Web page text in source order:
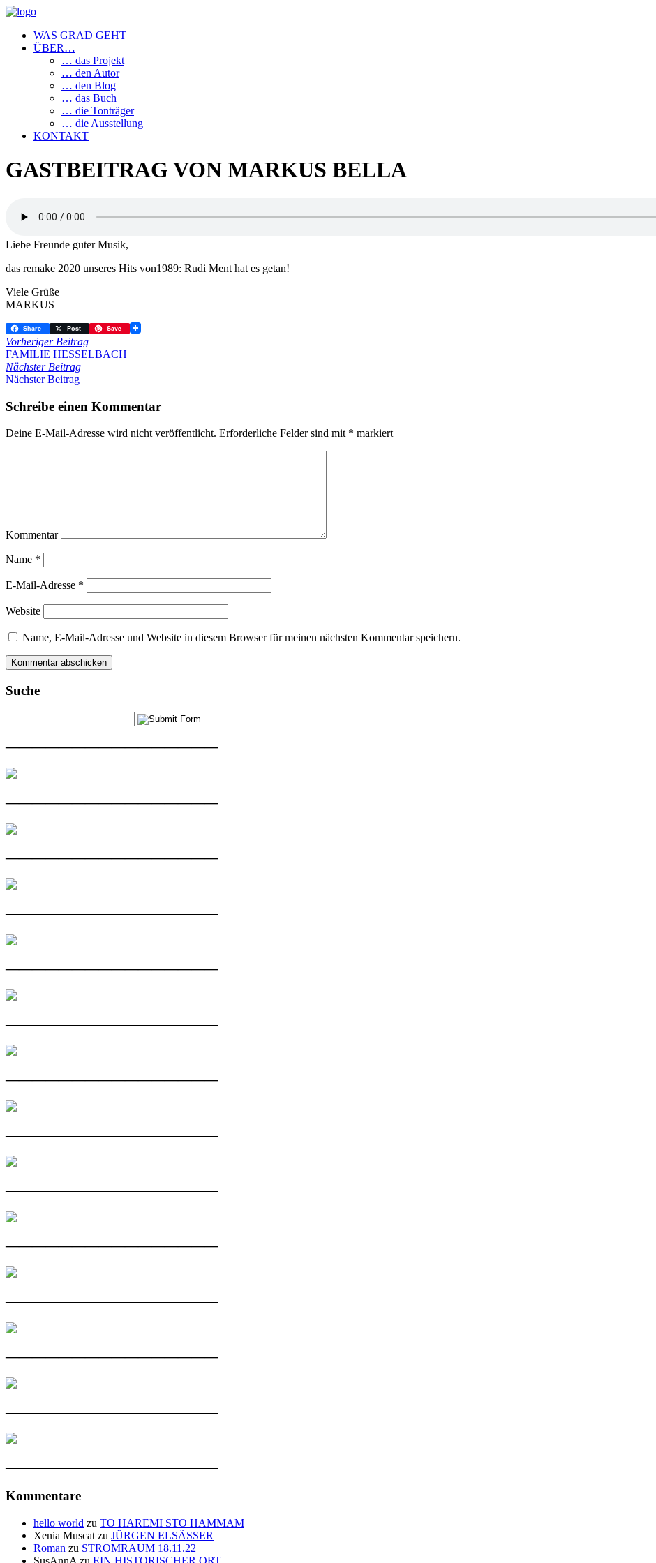
WAS GRAD GEHT
ÜBER…
… das Projekt
… den Autor
… den Blog
… das Buch
… die Tonträger
… die Ausstellung
KONTAKT
GASTBEITRAG VON MARKUS BELLA
Liebe Freunde guter Musik,
das remake 2020 unseres Hits von1989: Rudi Ment hat es getan!
Viele Grüße
MARKUS
Share Post Save
Vorheriger Beitrag
FAMILIE HESSELBACH
Nächster Beitrag
Nächster Beitrag
Schreibe einen Kommentar
Deine E-Mail-Adresse wird nicht veröffentlicht. Erforderliche Felder sind mit * markiert
Kommentar
Name *
E-Mail-Adresse *
Website
Name, E-Mail-Adresse und Website in diesem Browser für meinen nächsten Kommentar speichern.
Suche
————————————————
————————————————
————————————————
————————————————
————————————————
————————————————
————————————————
————————————————
————————————————
————————————————
————————————————
————————————————
————————————————
————————————————
Kommentare
hello world zu TO HAREMI STO HAMMAM
Xenia Muscat zu JÜRGEN ELSÄSSER
Roman zu STROMRAUM 18.11.22
SusAnnA zu EIN HISTORISCHER ORT